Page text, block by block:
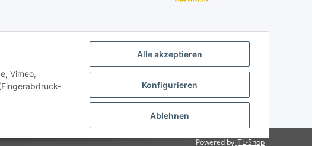
Alle akzeptieren
Konfigurieren
Ablehnen
Vimeo,
Powered by JTL-Shop